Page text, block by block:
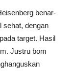
benar-
sehat, dengan
target. Hasil
Justru bom